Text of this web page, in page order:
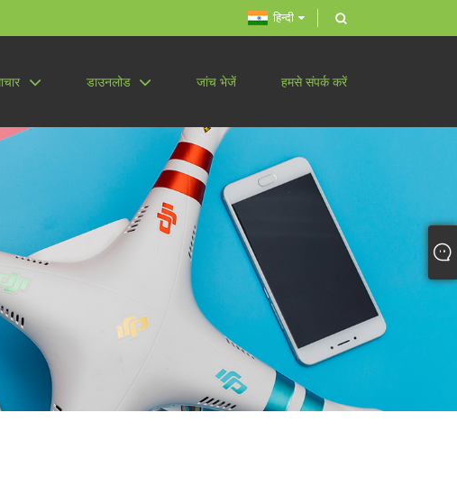
हिन्दी
डाउनलोड जांच भेजें हमसे संपर्क करें